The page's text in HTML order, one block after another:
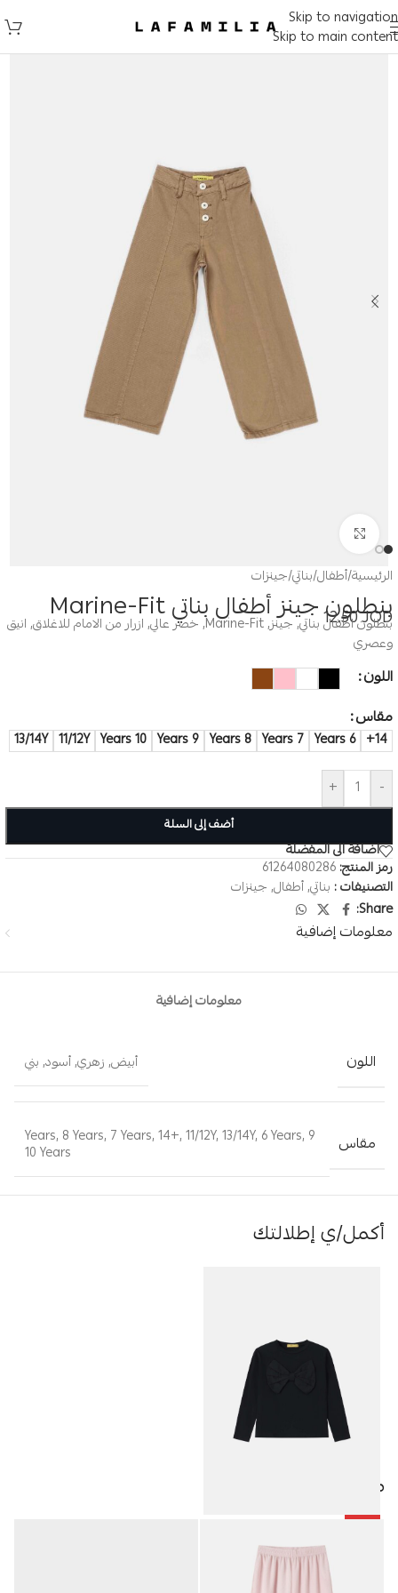
Skip to navigation
Skip to main content
الرئيسية/أطفال/بناتي/جينزات
بنطلون جينز أطفال بناتي Marine-Fit
12.50JOD
بنطلون اطفال بناتي, جينز, Marine-Fit, خصر عالي, ازرار من الامام للاغلاق, انيق
وعصري
اللون
مقاس
14+
6 Years
7 Years
8 Years
9 Years
10 Years
11/12Y
13/14Y
-
+
أضف إلى السلة
اضافة الى المفضلة
رمز المنتج: 61264080286
التصنيفات : بناتي,أطفال, جينزات
Share:
معلومات إضافية
معلومات إضافية
اللون أبيض, زهري,أسود, بني
مقاس 9 Years
, 8 Years, 7 Years, 14+, 11/12Y, 13/14Y, 6 Years,
10 Years
أكمل/ي إطلالتك
بلوزة أطفال بناتي مزينة بفيونكة
4.25JOD
منتجات مميزة